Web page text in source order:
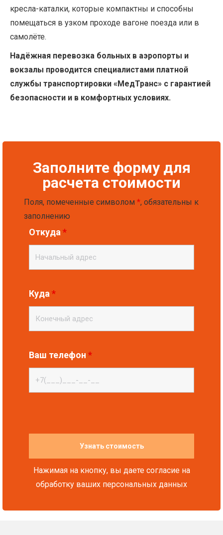
кресла-каталки, которые компактны и способны
помещаться в узком проходе вагоне поезда или в
самолёте.
Надёжная перевозка больных в аэропорты и
вокзалы проводится специалистами платной
службы транспортировки «МедТранс» с гарантией
безопасности и в комфортных условиях.
Заполните форму для
расчета стоимости
Поля, помеченные символом *, обязательны к
заполнению
Откуда *
Куда *
Ваш телефон *
Нажимая на кнопку, вы даете согласие на
обработку ваших персональных данных